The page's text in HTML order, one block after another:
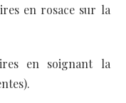
en rosace sur la
en soignant la